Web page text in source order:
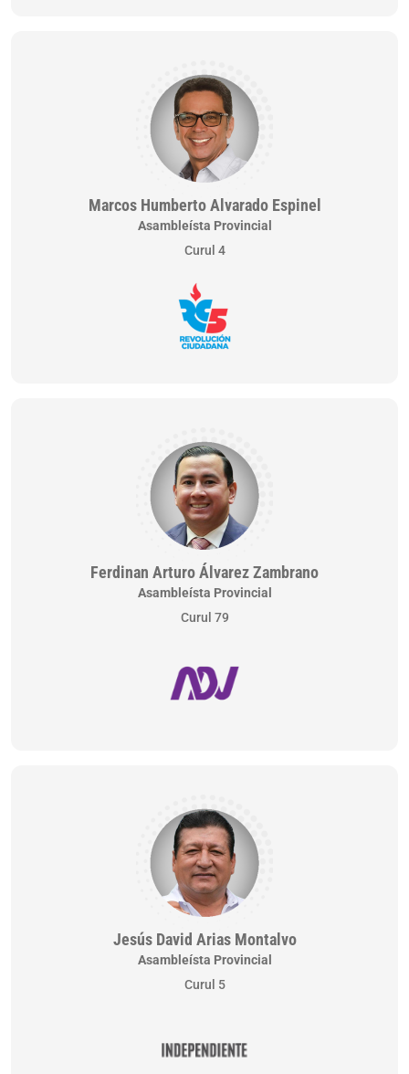
Marcos Humberto Alvarado Espinel
Asambleísta Provincial
Curul 4
Ferdinan Arturo Álvarez Zambrano
Asambleísta Provincial
Curul 79
Jesús David Arias Montalvo
Asambleísta Provincial
Curul 5